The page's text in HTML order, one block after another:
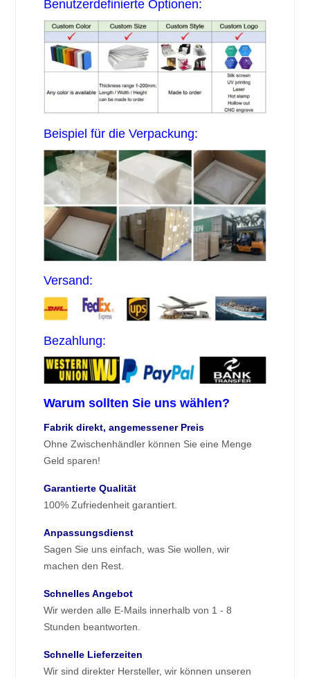
Benutzerdefinierte Optionen:
Beispiel für die Verpackung:
Versand:
Bezahlung:
Warum sollten Sie uns wählen?
Fabrik direkt, angemessener Preis
Ohne Zwischenhändler können Sie eine Menge
Geld sparen!
Garantierte Qualität
100% Zufriedenheit garantiert.
Anpassungsdienst
Sagen Sie uns einfach, was Sie wollen, wir
machen den Rest.
Schnelles Angebot
Wir werden alle E-Mails innerhalb von 1 - 8
Stunden beantworten.
Schnelle Lieferzeiten
Wir sind direkter Hersteller, wir können unseren